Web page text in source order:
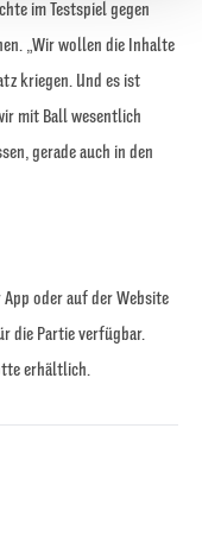
im Testspiel gegen
„Wir wollen die Inhalte
kriegen. Und es ist
mit Ball wesentlich
gerade auch in den
App oder auf der Website
die Partie verfügbar.
erhältlich.